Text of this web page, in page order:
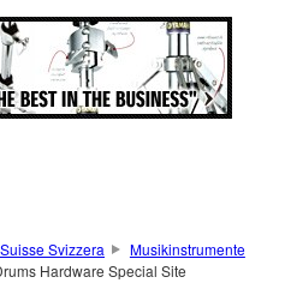
Svizzera
Musikinstrumente
Hardware Special Site